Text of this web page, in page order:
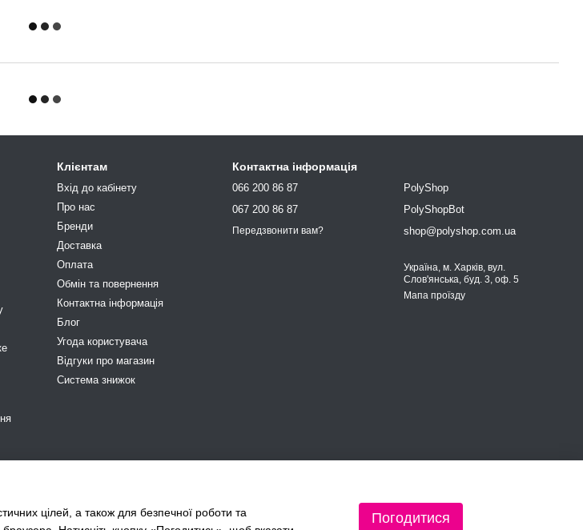
Клієнтам
Вхід до кабінету
Про нас
Бренди
Доставка
Оплата
Обмін та повернення
Контактна інформація
Блог
Угода користувача
Відгуки про магазин
Система знижок
Контактна інформація
066 200 86 87
067 200 86 87
Передзвонити вам?
PolyShop
PolyShopBot
shop@polyshop.com.ua
Україна, м. Харків, вул.
Слов'янська, буд. 3, оф. 5
Мапа проїзду
цілей, а також для безпечної роботи та
Погодитися